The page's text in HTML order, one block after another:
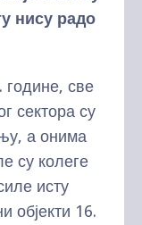
нису радо
све
сектора су
а онима
су колеге
исту
објекти 16.